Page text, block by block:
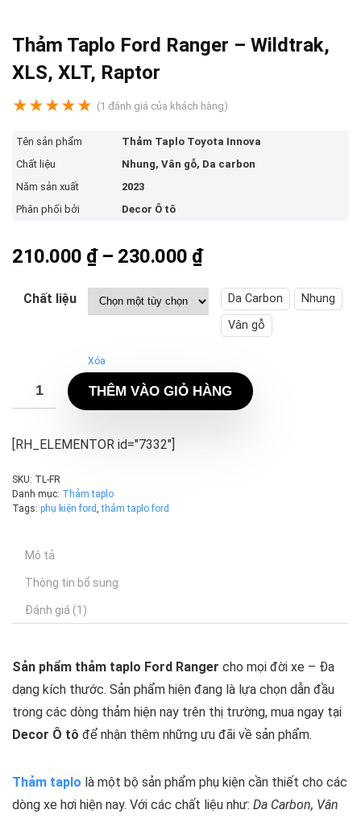
Thảm Taplo Ford Ranger – Wildtrak,
XLS, XLT, Raptor
★★★★★ (1 đánh giá của khách hàng)
Tên sản phẩm
Thảm Taplo Toyota Innova
Chất liệu
Nhung, Vân gỗ, Da carbon
Năm sản xuất
2023
Phân phối bởi
Decor Ô tô
210.000 ₫ – 230.000 ₫Khoảng
từ
210.000 ₫
230.000 ₫
Chất liệu Da Carbon
Nhung
Vân gỗ
Xóa
THÊM VÀO GIỎ HÀNG
[RH_ELEMENTOR id="7332"]
SKU: TL-FR
Danh mục: Thảm taplo
Tags: phụ kiện ford,thảm taplo ford
Mô tả
Thông tin bổ sung
Đánh giá (1)
Sản phẩm thảm taplo Ford Ranger cho mọi đời xe – Đa
dạng kích thước. Sản phẩm hiện đang là lựa chọn dẫn đầu
trong các dòng thảm hiện nay trên thị trường, mua ngay tại
Decor Ô tô để nhận thêm những ưu đãi về sản phẩm.
Thảm taplo là một bộ sản phẩm phụ kiện cần thiết cho các
dòng xe hơi hiện nay. Với các chất liệu như: Da Carbon, Vân